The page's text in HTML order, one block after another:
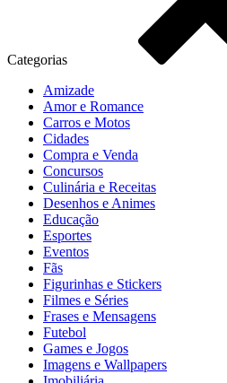
Categorias
Amizade
Amor e Romance
Carros e Motos
Cidades
Compra e Venda
Concursos
Culinária e Receitas
Desenhos e Animes
Educação
Esportes
Eventos
Fãs
Figurinhas e Stickers
Filmes e Séries
Frases e Mensagens
Futebol
Games e Jogos
Imagens e Wallpapers